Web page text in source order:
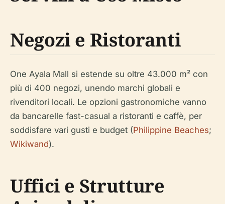
Negozi e Ristoranti
One Ayala Mall si estende su oltre 43.000 m² con
più di 400 negozi, unendo marchi globali e
rivenditori locali. Le opzioni gastronomiche vanno
da bancarelle fast-casual a ristoranti e caffè, per
soddisfare vari gusti e budget (Philippine Beaches;
Wikiwand).
Uffici e Strutture